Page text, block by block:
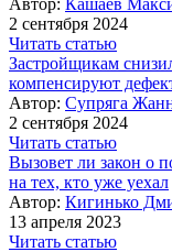
2 сентября 2024
Читать статью
Застройщикам
компенсируют
Автор: Супряга
2 сентября 2024
Читать статью
Вызовет ли закон о
на тех, кто уже уехал
Автор: Кигинько
13 апреля 2023
Читать статью